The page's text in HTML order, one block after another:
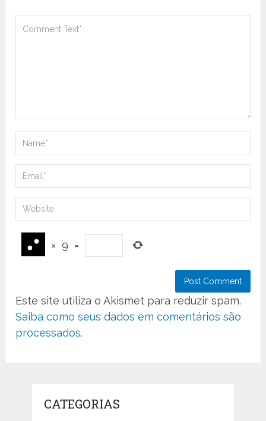
× 9 =
Este site utiliza o Akismet para reduzir spam.
Saiba como seus dados em comentários são
processados.
CATEGORIAS